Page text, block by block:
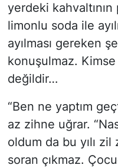
yerdeki
limonlu soda ile
ayılması gereken
konuşulmaz.
değildir…
“Ben ne yaptım
az zihne uğrar.
oldum da bu yılı zil
soran çıkmaz.